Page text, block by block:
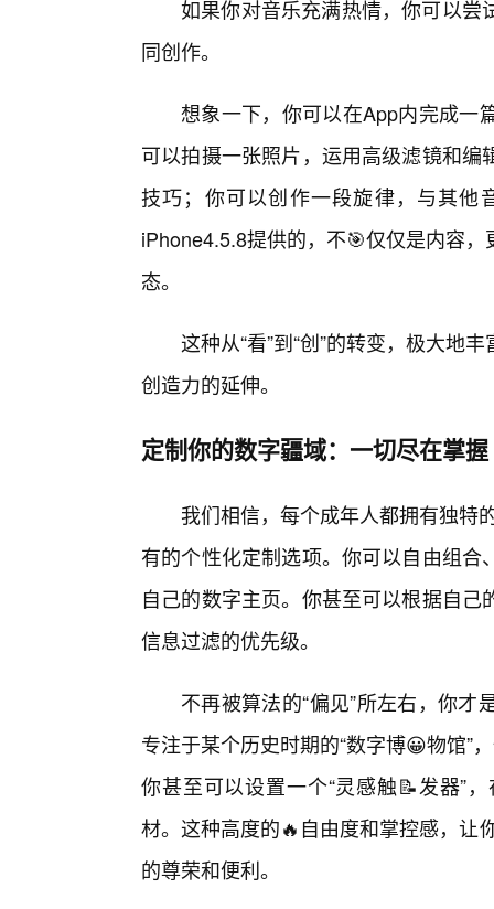
如果你对音乐充满热情，你可以尝
同创作。
想象一下，你可以在App内完成一
可以拍摄一张照片，运用高级滤镜和
技巧；你可以创作一段旋律，与其他
iPhone4.5.8提供的，不🎯仅仅是内容
态。
这种从“看”到“创”的转变，极大地
创造力的延伸。
定制你的数字疆域：一切尽在掌握
我们相信，每个成年人都拥有独特
有的个性化定制选项。你可以自由组
自己的数字主页。你甚至可以根据自
信息过滤的优先级。
不再被算法的“偏见”所左右，你
专注于某个历史时期的“数字博😀物馆”
你甚至可以设置一个“灵感触📝发器”
材。这种高度的🔥自由度和掌控感，让
的尊荣和便利。